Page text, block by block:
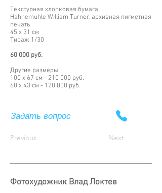
Текстурная хлопковая бумага
Hahnemuhle William Turner, архивная пигметная
печать
45 х 31 см
Тираж 1/30
60 000 руб.
Другие размеры:
100 х 67 см - 210 000 руб.
60 х 43 см - 120 000 руб.
Задать вопрос
Previous Next
Фотохудожник Влад Локтев